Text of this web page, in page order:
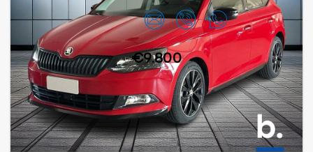
Contattaci
€9.800
Diesel
Manuale
03/2017
68.973km